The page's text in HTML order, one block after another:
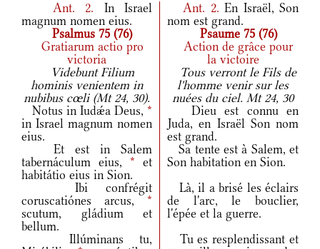
Ant. 2. In Israel
magnum nomen eius.
Ant. 2. En Israël, Son
nom est grand.
Psalmus 75 (76)
Psaume 75 (76)
Gratiarum actio pro
victoria
Action de grâce pour
la victoire
Videbunt Filium
hominis venientem in
nubibus cœli (Mt 24, 30).
Tous verront le Fils de
l'homme venir sur les
nuées du ciel. Mt 24, 30
Notus in Iudǽa Deus, *
in Israel magnum nomen
eius.
Dieu est connu en
Juda, en Israël Son nom
est grand.
Et est in Salem
tabernáculum eius, * et
habitátio eius in Sion.
Sa tente est à Salem, et
Son habitation en Sion.
Ibi confrégit
coruscatiónes arcus, *
scutum, gládium et
bellum.
Là, il a brisé les éclairs
de l'arc, le bouclier,
l'épée et la guerre.
Illúminans tu,
Tu es resplendissant et